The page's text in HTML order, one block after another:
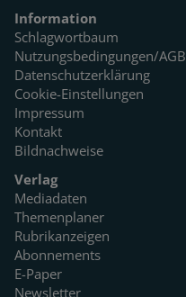
Information
Schlagwortbaum
Nutzungsbedingungen/AGB
Datenschutzerklärung
Cookie-Einstellungen
Impressum
Kontakt
Bildnachweise
Verlag
Mediadaten
Themenplaner
Rubrikanzeigen
Abonnements
E-Paper
Newsletter